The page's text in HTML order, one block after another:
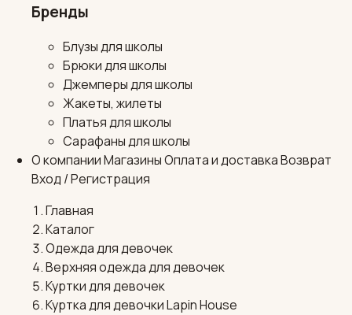
Бренды
Блузы для школы
Брюки для школы
Джемперы для школы
Жакеты, жилеты
Платья для школы
Сарафаны для школы
О компанииМагазиныОплата и доставкаВозврат
Вход / Регистрация
Главная
Каталог
Одежда для девочек
Верхняя одежда для девочек
Куртки для девочек
Куртка для девочки Lapin House